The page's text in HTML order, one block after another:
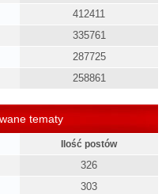
412411
335761
287725
258861
tematy
Ilość postów
326
303